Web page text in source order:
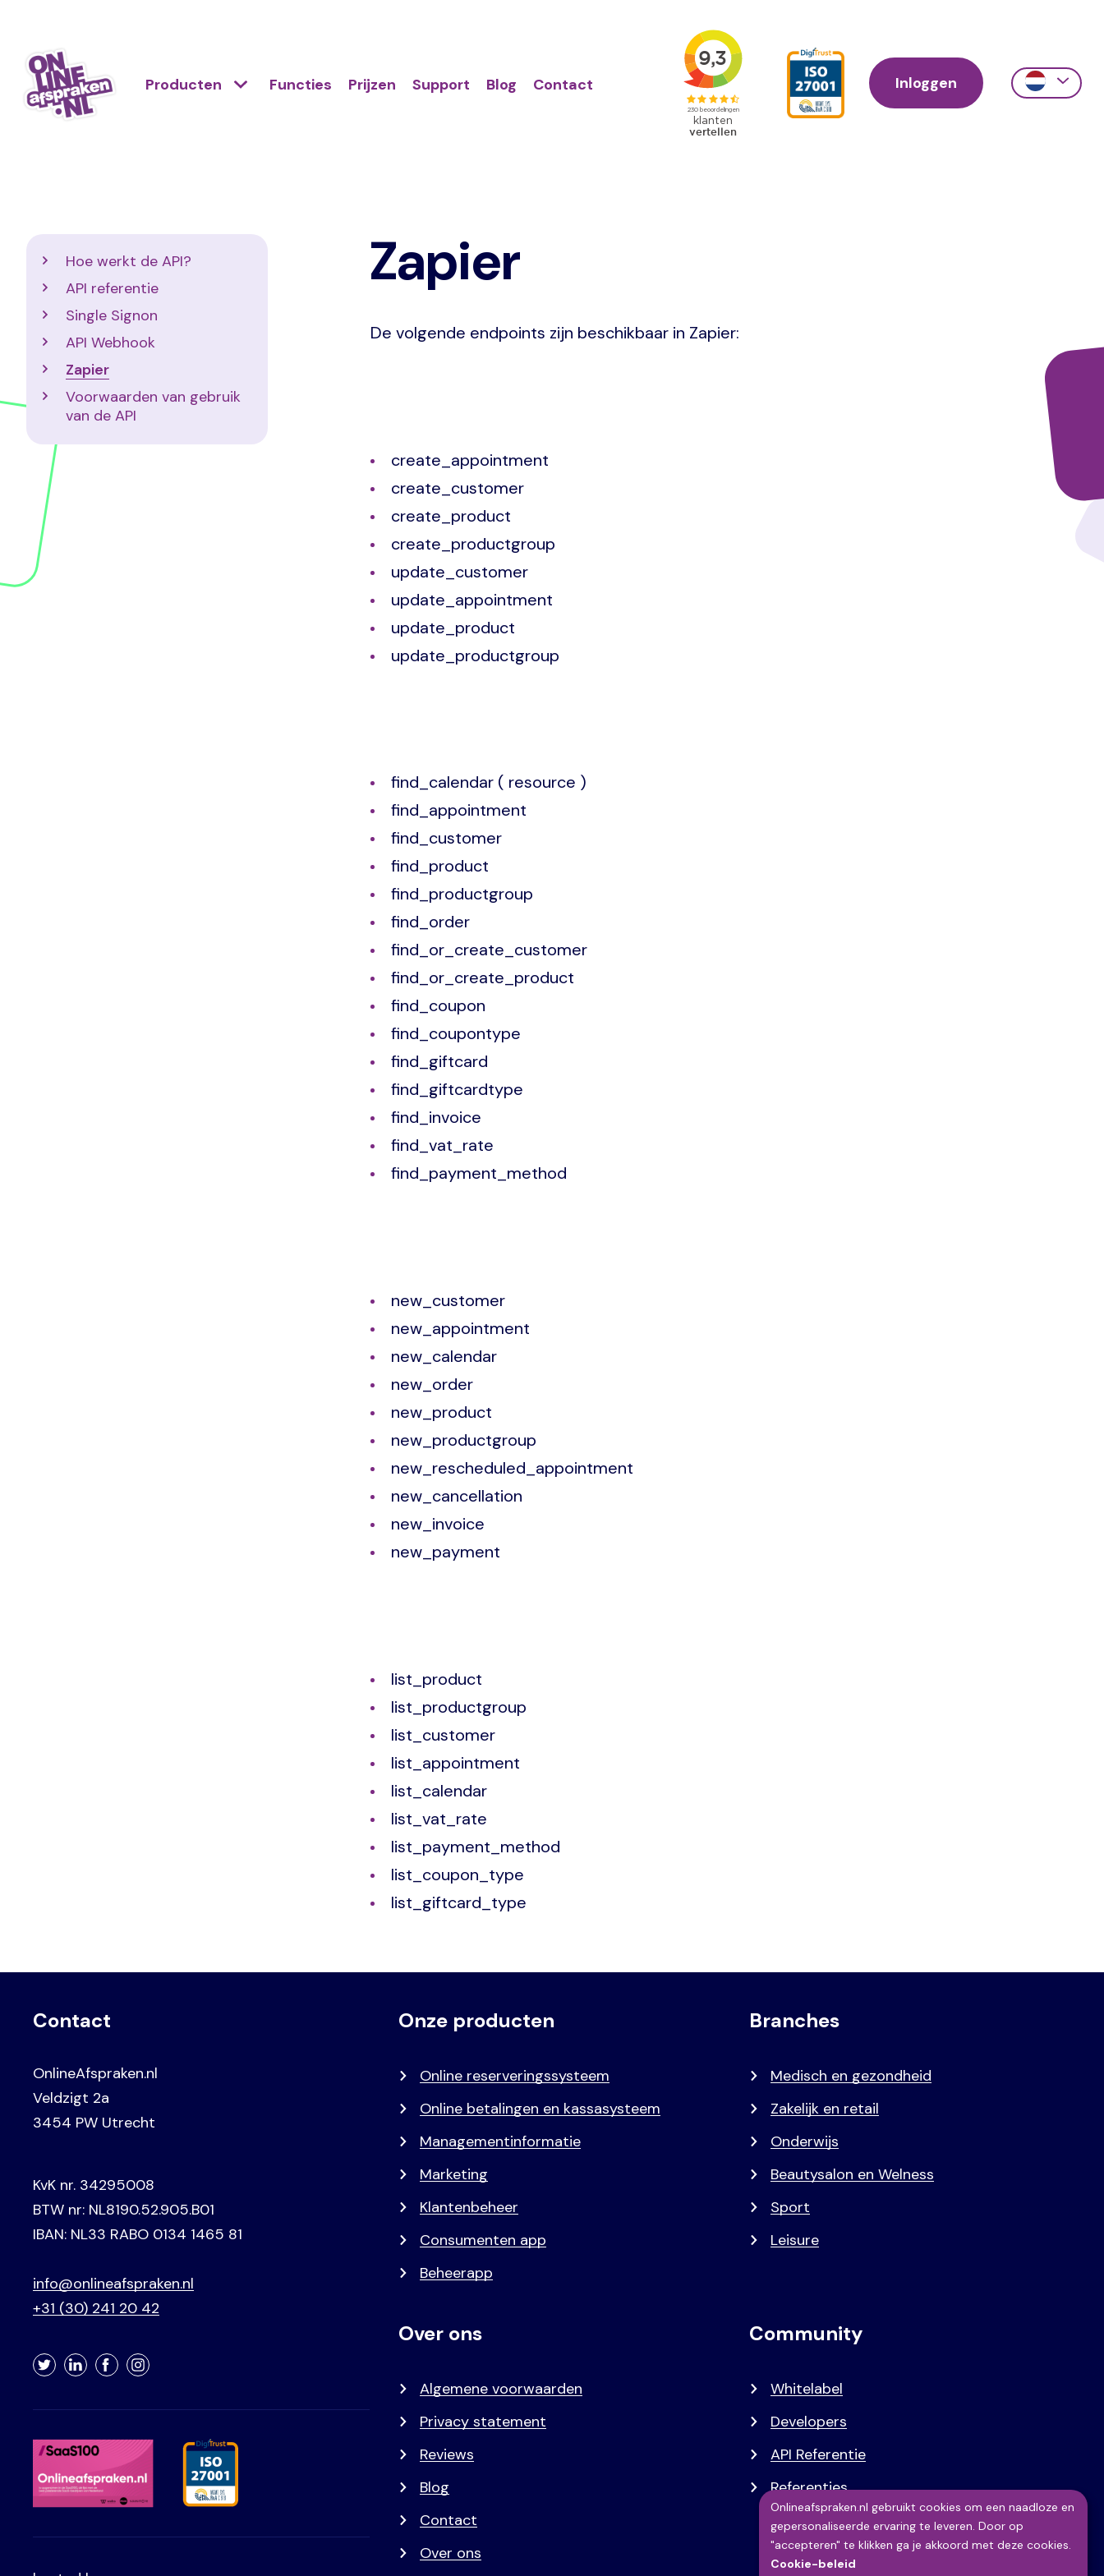
hoofdinhoud
links
Hoofdnavigatie
Primair
Producten Functies Prijzen Support Blog Contact
Action
Primair
menu
Inloggen
Action
Zapier
De volgende endpoints zijn beschikbaar in Zapier:
create_appointment
create_customer
create_product
create_productgroup
update_customer
update_appointment
update_product
update_productgroup
find_calendar ( resource )
find_appointment
find_customer
find_product
find_productgroup
find_order
find_or_create_customer
find_or_create_product
find_coupon
find_coupontype
find_giftcard
find_giftcardtype
find_invoice
find_vat_rate
find_payment_method
new_customer
new_appointment
new_calendar
new_order
new_product
new_productgroup
new_rescheduled_appointment
new_cancellation
new_invoice
new_payment
list_product
list_productgroup
list_customer
list_appointment
list_calendar
list_vat_rate
list_payment_method
list_coupon_type
list_giftcard_type
Hoe werkt de API?
API referentie
Single Signon
API Webhook
Zapier
Voorwaarden van gebruik
van de API
Contact
OnlineAfspraken.nl
Veldzigt 2a
3454 PW Utrecht
KvK nr. 34295008
BTW nr: NL8190.52.905.B01
IBAN: NL33 RABO 0134 1465 81
info@onlineafspraken.nl
+31 (30) 241 20 42
TwitterLinkedInFacebookInstagram
Voet
Primair
Onze producten
Online reserveringssysteem
Online betalingen en kassasysteem
Managementinformatie
Marketing
Klantenbeheer
Consumenten app
Beheerapp
Branches
Medisch en gezondheid
Zakelijk en retail
Onderwijs
Beautysalon en Welness
Sport
Leisure
Over ons
Algemene voorwaarden
Privacy statement
Reviews
Blog
Contact
Over ons
Community
Whitelabel
Developers
API Referentie
Referenties
Gebruik
Onlineafspraken.nl gebruikt cookies om een naadloze en
gepersonaliseerde ervaring te leveren. Door op
"accepteren" te klikken ga je akkoord met deze cookies.
Cookie-beleid